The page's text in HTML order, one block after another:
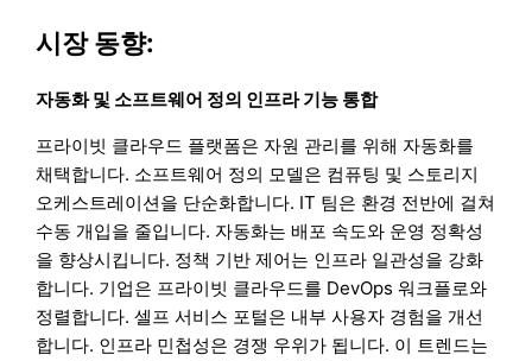
시장 동향:
자동화 및 소프트웨어 정의 인프라 기능 통합
프라이빗 클라우드 플랫폼은 자원 관리를 위해 자동화를
채택합니다. 소프트웨어 정의 모델은 컴퓨팅 및 스토리지
오케스트레이션을 단순화합니다. IT 팀은 환경 전반에 걸쳐
수동 개입을 줄입니다. 자동화는 배포 속도와 운영 정확성
을 향상시킵니다. 정책 기반 제어는 인프라 일관성을 강화
합니다. 기업은 프라이빗 클라우드를 DevOps 워크플로와
정렬합니다. 셀프 서비스 포털은 내부 사용자 경험을 개선
합니다. 인프라 민첩성은 경쟁 우위가 됩니다. 이 트렌드는